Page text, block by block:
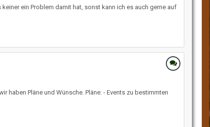
ein Problem damit hat, sonst kann ich es auch gerne auf
haben Pläne und Wünsche. Pläne: - Events zu bestimmten